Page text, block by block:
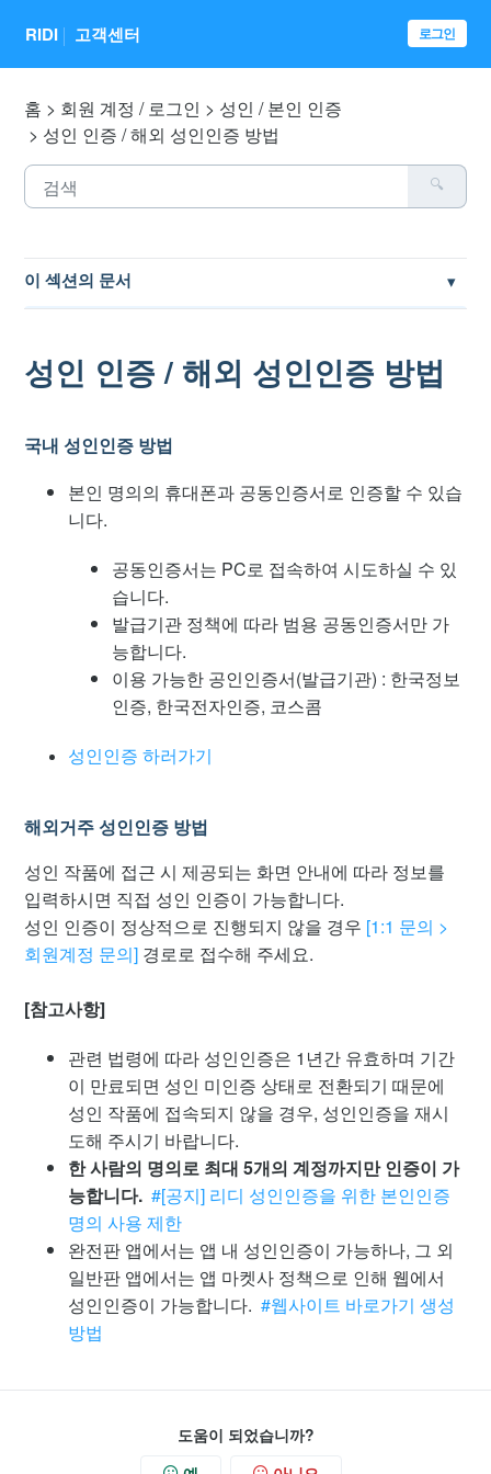
RIDI 고객센터 로그인
홈 회원 계정 / 로그인
성인 / 본인 인증
성인 인증 / 해외 성인인증 방법
이 섹션의 문서
성인인증 제한 나이
회원가입 시 인증 / 로그인 불가 문제
2단계 인증 이용 방법
성인 인증 / 해외 성인인증 방법
국내 성인인증 방법
본인 명의의 휴대폰과 공동인증서로 인증할 수 있습
니다.
공동인증서는 PC로 접속하여 시도하실 수 있
습니다.
발급기관 정책에 따라 범용 공동인증서만 가
능합니다.
이용 가능한 공인인증서(발급기관) : 한국정보
인증, 한국전자인증, 코스콤
성인인증 하러가기
해외거주 성인인증 방법
성인 작품에 접근 시 제공되는 화면 안내에 따라 정보를
입력하시면 직접 성인 인증이 가능합니다.
성인 인증이 정상적으로 진행되지 않을 경우 [1:1 문의 >
회원계정 문의] 경로로 접수해 주세요.
[참고사항]
관련 법령에 따라 성인인증은 1년간 유효하며 기간
이 만료되면 성인 미인증 상태로 전환되기 때문에
성인 작품에 접속되지 않을 경우, 성인인증을 재시
도해 주시기 바랍니다.
한 사람의 명의로 최대 5개의 계정까지만 인증이 가
능합니다. #[공지] 리디 성인인증을 위한 본인인증
명의 사용 제한
완전판 앱에서는 앱 내 성인인증이 가능하나, 그 외
일반판 앱에서는 앱 마켓사 정책으로 인해 웹에서
성인인증이 가능합니다. #웹사이트 바로가기 생성
방법
도움이 되었습니까?